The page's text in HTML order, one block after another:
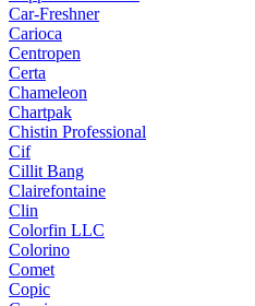
Car-Freshner
Carioca
Centropen
Certa
Chameleon
Chartpak
Chistin Professional
Cif
Cillit Bang
Clairefontaine
Clin
Colorfin LLC
Colorino
Comet
Copic